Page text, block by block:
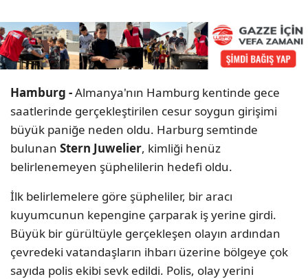
Hamburg -Almanya'nın Hamburg kentinde gece
saatlerinde gerçekleştirilen cesur soygun girişimi
büyük paniğe neden oldu. Harburg semtinde
bulunan Stern Juwelier, kimliği henüz
belirlenemeyen şüphelilerin hedefi oldu.
İlk belirlemelere göre şüpheliler, bir aracı
kuyumcunun kepengine çarparak iş yerine girdi.
Büyük bir gürültüyle gerçekleşen olayın ardından
çevredeki vatandaşların ihbarı üzerine bölgeye çok
sayıda polis ekibi sevk edildi. Polis, olay yerini